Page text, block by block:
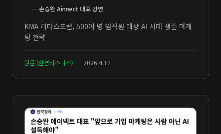
— 손승완 Ainnect 대표 강연
KMA 리더스포럼, 500여 명 임직원 대상 AI 시대 생존 마케
팅 전략
원문 (한경비즈니스) · 2026.4.17